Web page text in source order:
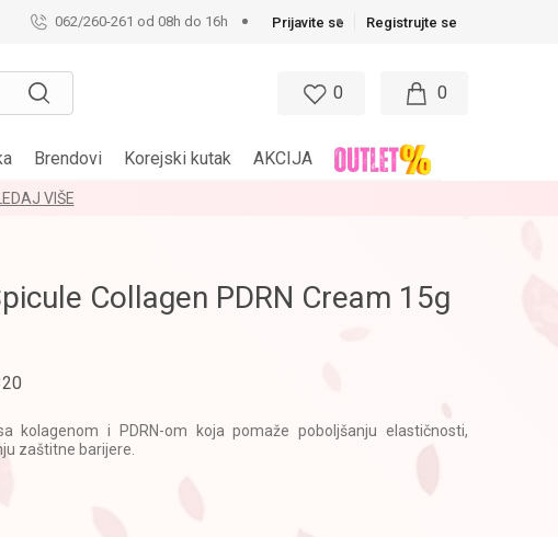
Prijavite se Registrujte se
062/260-261 od 08h do 16h
0
0
Brendovi Korejski kutak AKCIJA
VIŠE
Collagen PDRN Cream 15g
kolagenom i PDRN-om koja pomaže poboljšanju elastičnosti,
zaštitne barijere.